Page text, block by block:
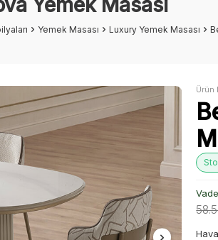
Yemek Masası
Yemek Masası Luxury Yemek Masası
Ürün